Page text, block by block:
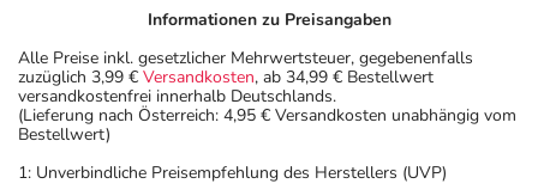
Informationen zu Preisangaben
Alle Preise inkl. gesetzlicher Mehrwertsteuer, gegebenenfalls
zuzüglich 3,99 € Versandkosten, ab 34,99 € Bestellwert
versandkostenfrei innerhalb Deutschlands.
(Lieferung nach Österreich: 4,95 € Versandkosten unabhängig vom
Bestellwert)
1: Unverbindliche Preisempfehlung des Herstellers (UVP)